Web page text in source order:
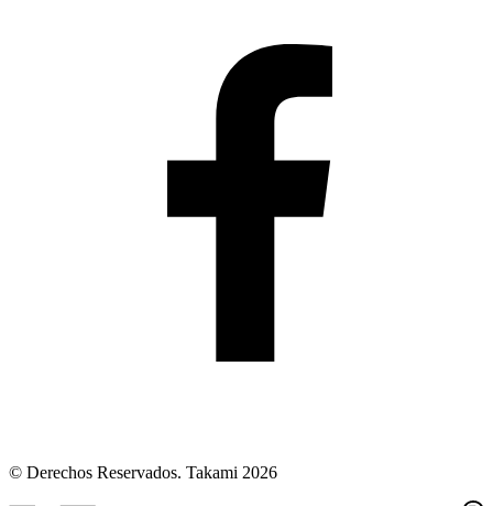
© Derechos Reservados. Takami 2026